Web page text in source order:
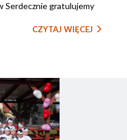
Serdecznie gratulujemy
CZYTAJ WIĘCEJ